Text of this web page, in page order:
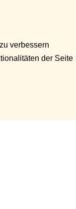
verbessern
der Seite